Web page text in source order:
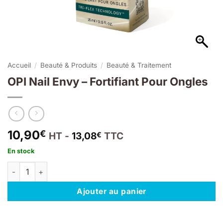
Accueil / Beauté & Produits / Beauté & Traitement
OPI Nail Envy – Fortifiant Pour Ongles
10,90€ HT - 13,08€ TTC
En stock
quantité de OPI Nail Envy - Fortifiant Pour Ongles
Ajouter au panier